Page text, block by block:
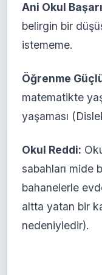
Ani Okul
belirgin bir
istememe.
Öğrenme
matematikte
yaşaması
Okul Reddi:
sabahları mide
bahanelerle
altta yatan bir
nedeniyledir).